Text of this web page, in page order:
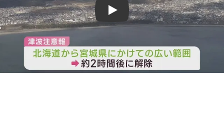
Play